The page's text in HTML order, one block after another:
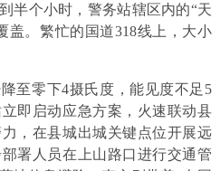
半个小时，警务站辖区内的“天
盖。繁忙的国道318线上，大小
至零下4摄氏度，能见度不足5
即启动应急方案，火速联动县
，在县城出城关键点位开展远
署人员在上山路口进行交通管